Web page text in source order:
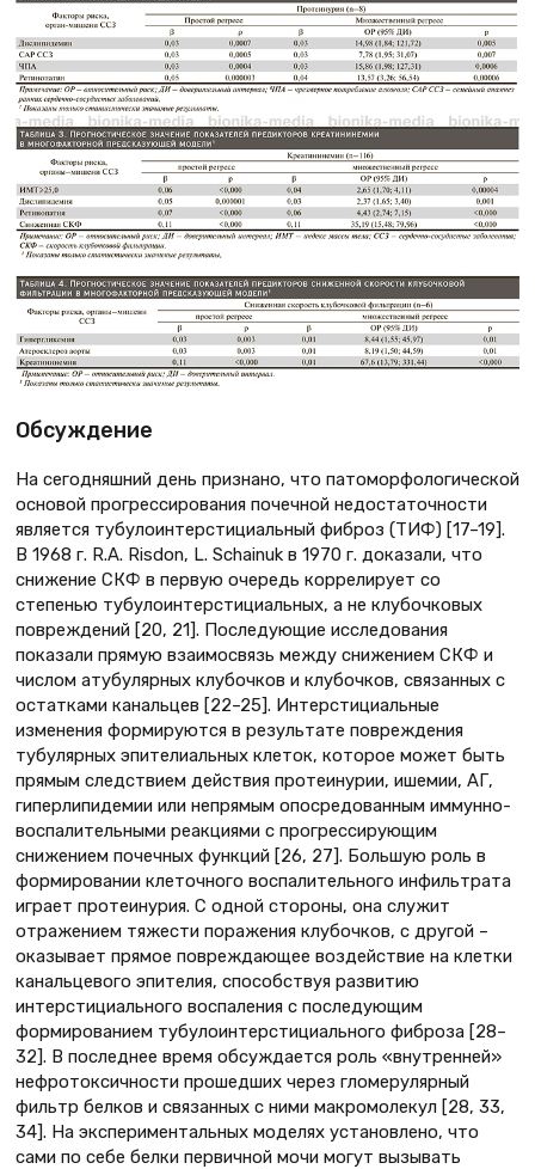
Обсуждение
На сегодняшний день признано, что патоморфологической
основой прогрессирования почечной недостаточности
является тубулоинтерстициальный фиброз (ТИФ) [17–19].
В 1968 г. R.A. Risdon, L. Schainuk в 1970 г. доказали, что
снижение СКФ в первую очередь коррелирует со
степенью тубулоинтерстициальных, а не клубочковых
повреждений [20, 21]. Последующие исследования
показали прямую взаимосвязь между снижением СКФ и
числом атубулярных клубочков и клубочков, связанных с
остатками канальцев [22–25]. Интерстициальные
изменения формируются в результате повреждения
тубулярных эпителиальных клеток, которое может быть
прямым следствием действия протеинурии, ишемии, АГ,
гиперлипидемии или непрямым опосредованным иммунно-
воспалительными реакциями с прогрессирующим
снижением почечных функций [26, 27]. Большую роль в
формировании клеточного воспалительного инфильтрата
играет протеинурия. С одной стороны, она служит
отражением тяжести поражения клубочков, с другой –
оказывает прямое повреждающее воздействие на клетки
канальцевого эпителия, способствуя развитию
интерстициального воспаления с последующим
формированием тубулоинтерстициального фиброза [28–
32]. В последнее время обсуждается роль «внутренней»
нефротоксичности прошедших через гломерулярный
фильтр белков и связанных с ними макромолекул [28, 33,
34]. На экспериментальных моделях установлено, что
сами по себе белки первичной мочи могут вызывать